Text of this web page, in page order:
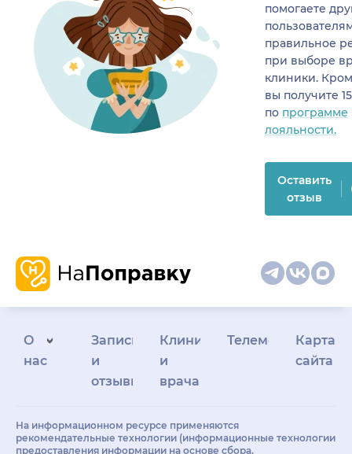
помогаете
правильное
при выборе
клиники.
вы получите
по программе
лояльности.
Оставить
отзыв
О
нас
Запись
и
отзывы
Клиникам
и
врачам
Телемедицина
Карта
сайта
На информационном ресурсе применяются
рекомендательные технологии (информационные технологии
предоставления информации на основе сбора,